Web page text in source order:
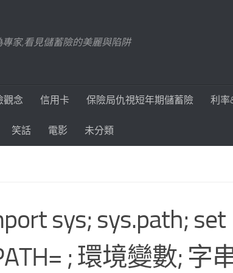
家,看見儲蓄險的美麗與陷阱
觀念 信用卡 保險局仇視短年期儲蓄險 利率
笑話 電影 未分類
sys; sys.path; set
; 環境變數; 字